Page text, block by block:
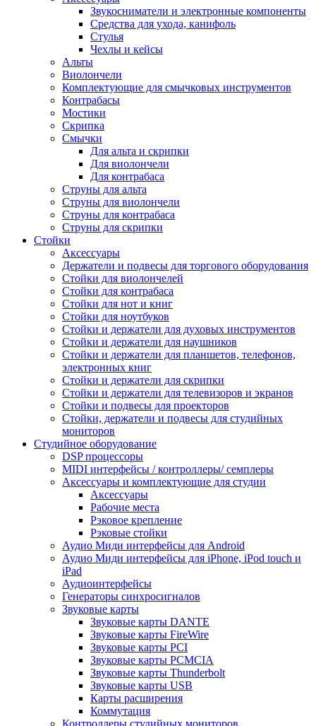
Звукосниматели и электронные компоненты
Средства для ухода, канифоль
Стулья
Чехлы и кейсы
Альты
Виолончели
Комплектующие для смычковых инструментов
Контрабасы
Мостики
Скрипка
Смычки
Для альта и скрипки
Для виолончели
Для контрабаса
Струны для альта
Струны для виолончели
Струны для контрабаса
Струны для скрипки
Стойки
Аксессуары
Держатели и подвесы для торгового оборудования
Стойки для виолончелей
Стойки для контрабаса
Стойки для нот и книг
Стойки для ноутбуков
Стойки и держатели для духовых инструментов
Стойки и держатели для наушников
Стойки и держатели для планшетов, телефонов,
электронных книг
Стойки и держатели для скрипки
Стойки и держатели для телевизоров и экранов
Стойки и подвесы для проекторов
Стойки, держатели и подвесы для студийных
мониторов
Студийное оборудование
DSP процессоры
MIDI интерфейсы / контроллеры/ семплеры
Аксессуары и комплектующие для студии
Аксессуары
Рабочие места
Рэковое крепление
Рэковые стойки
Аудио Миди интерфейсы для Android
Аудио Миди интерфейсы для iPhone, iPod touch и
iPad
Аудиоинтерфейсы
Генераторы синхросигналов
Звуковые карты
Звуковые карты DANTE
Звуковые карты FireWire
Звуковые карты PCI
Звуковые карты PCMCIA
Звуковые карты Thunderbolt
Звуковые карты USB
Карты расширения
Коммутация
Контроллеры студийных мониторов